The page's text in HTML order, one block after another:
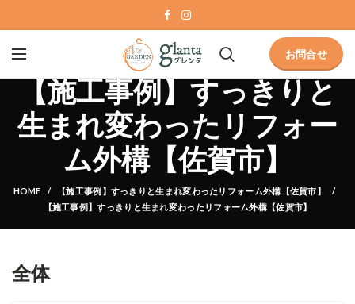
お問合せ
【施工事例】すっきりと
生まれ変わったリフォー
ム外構【佐賀市】
HOME
【施工事例】すっきりと生まれ変わったリフォーム外構【佐賀市】
【施工事例】すっきりと生まれ変わったリフォーム外構【佐賀市】
全体